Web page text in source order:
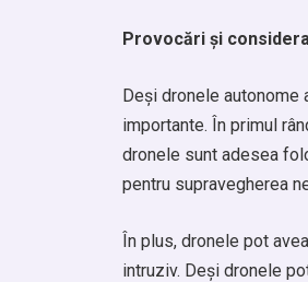
Provocări și
Deși dronele
importante. În primul
dronele sunt adesea
pentru supravegherea
În plus, dronele pot
intruziv. Deși dronele